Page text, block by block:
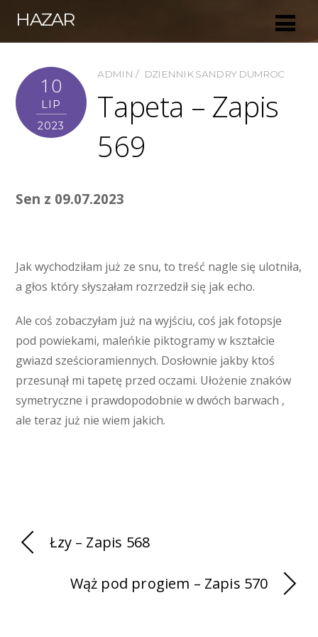
HAZAR
10
LIP
2023
ADMIN DZIENNIK SANDRY DUMROC
Tapeta – Zapis
569
Sen z 09.07.2023
Jak wychodziłam już ze snu, to treść nagle się ulotniła,
a głos który słyszałam rozrzedził się jak echo.
Ale coś zobaczyłam już na wyjściu, coś jak fotopsje
pod powiekami, maleńkie piktogramy w kształcie
gwiazd sześcioramiennych. Dosłownie jakby ktoś
przesunął mi tapetę przed oczami. Ułożenie znaków
symetryczne i prawdopodobnie w dwóch barwach ,
ale teraz już nie wiem jakich.
Łzy – Zapis 568
Wąż pod progiem – Zapis 570